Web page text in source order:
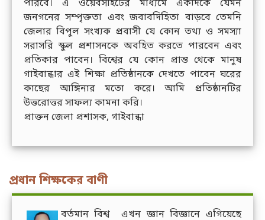
পারবে। এ ওয়েবসাইটের মাধ্যমে একদিকে যেমন
জনগনের সম্পৃক্ততা এবং জবাবদিহিতা বাড়বে তেমনি
জেলার বিপুল সংখ্যক প্রবাসী যে কোন তথ্য ও সমস্যা
সরাসরি স্কুল প্রশাসনকে অবহিত করতে পারবেন এবং
প্রতিকার পাবেন। বিশ্বের যে কোন প্রান্ত থেকে মানুষ
গাইবান্ধার এই শিক্ষা প্রতিষ্ঠানকে দেখতে পাবেন ঘরের
কাছের আঙ্গিনার মতো করে। আমি প্রতিষ্ঠানটির
উত্তরোত্তর সাফল্য কামনা করি।
প্রাক্তন জেলা প্রশাসক, গাইবান্ধা
প্রধান শিক্ষকের বাণী
বর্তমান বিশ্ব এখন জ্ঞান বিজ্ঞানে এগিয়েছে